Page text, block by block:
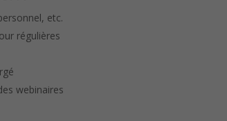
etc.
régulières
webinaires